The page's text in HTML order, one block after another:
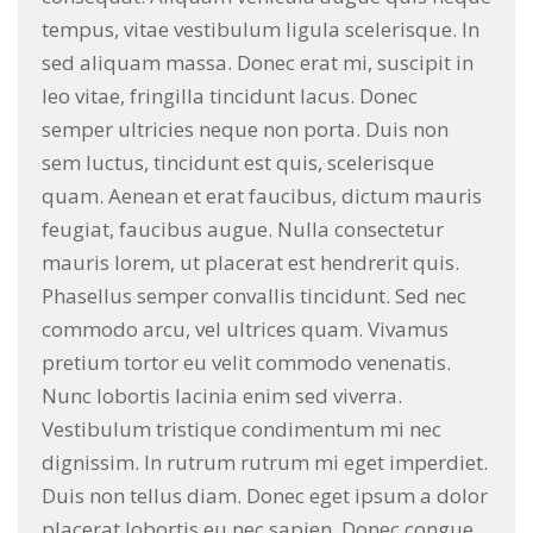
tempus, vitae vestibulum ligula scelerisque. In
sed aliquam massa. Donec erat mi, suscipit in
leo vitae, fringilla tincidunt lacus. Donec
semper ultricies neque non porta. Duis non
sem luctus, tincidunt est quis, scelerisque
quam. Aenean et erat faucibus, dictum mauris
feugiat, faucibus augue. Nulla consectetur
mauris lorem, ut placerat est hendrerit quis.
Phasellus semper convallis tincidunt. Sed nec
commodo arcu, vel ultrices quam. Vivamus
pretium tortor eu velit commodo venenatis.
Nunc lobortis lacinia enim sed viverra.
Vestibulum tristique condimentum mi nec
dignissim. In rutrum rutrum mi eget imperdiet.
Duis non tellus diam. Donec eget ipsum a dolor